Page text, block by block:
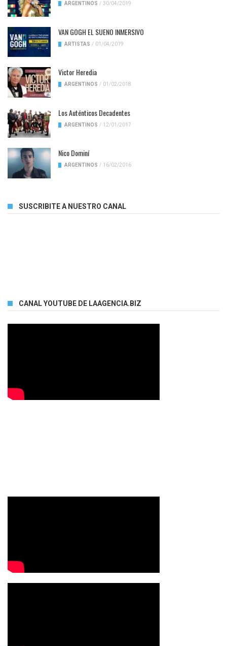
ARGENTINOS / 30/04/2019
VAN GOGH EL SUENO INMERSIVO
ARTISTAS / 01/04/2019
Victor Heredia
ARGENTINOS / 01/02/2018
Los Auténticos Decadentes
ARGENTINOS / 12/01/2017
Nico Dominí
ARGENTINOS / 16/02/2016
SUSCRIBITE A NUESTRO CANAL
CANAL YOUTUBE DE LAAGENCIA.BIZ